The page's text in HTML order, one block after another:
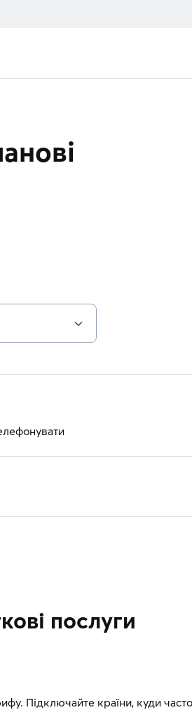
послуги
Підключайте країни, куди